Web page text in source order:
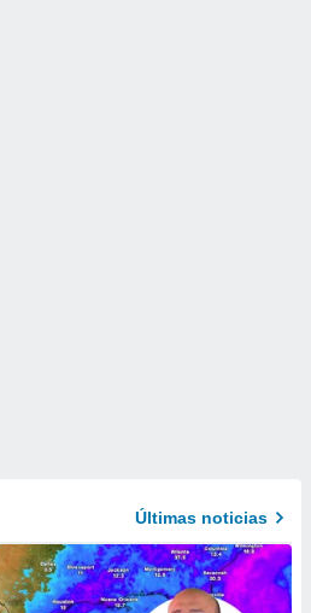
Últimas noticias